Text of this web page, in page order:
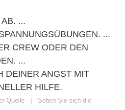
...
...
CREW ODER DEN
...
DEINER ANGST MIT
HILFE.
Quelle | Sehen Sie sich die